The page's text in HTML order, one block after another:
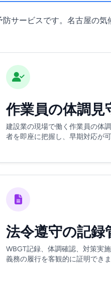
サービスです。名古屋の
作業員の体調見
建設業の現場で働く作業員の体
者を即座に把握し、早期対応が可
法令遵守の記録
WBGT記録、体調確認、対策実
義務の履行を客観的に証明できま